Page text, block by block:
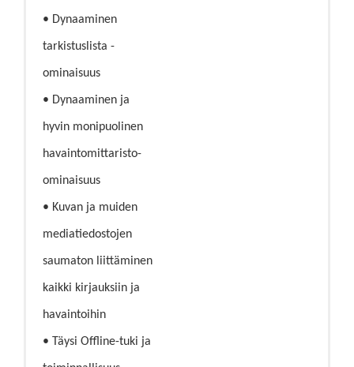
• Dynaaminen
tarkistuslista -
ominaisuus
• Dynaaminen ja
hyvin monipuolinen
havaintomittaristo-
ominaisuus
• Kuvan ja muiden
mediatiedostojen
saumaton liittäminen
kaikki kirjauksiin ja
havaintoihin
• Täysi Offline-tuki ja